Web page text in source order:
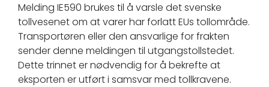
Melding IE590 brukes til å varsle det svenske
tollvesenet om at varer har forlatt EUs tollområde.
Transportøren eller den ansvarlige for frakten
sender denne meldingen til utgangstollstedet.
Dette trinnet er nødvendig for å bekrefte at
eksporten er utført i samsvar med tollkravene.